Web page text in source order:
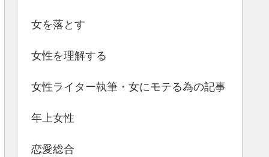
女を落とす
女性を理解する
女性ライター執筆・女にモテる為の記事
年上女性
恋愛総合